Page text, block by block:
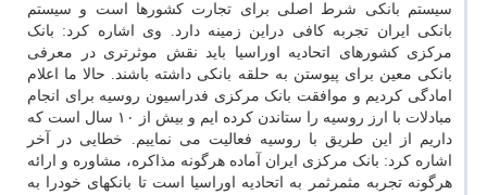
سیستم بانکی شرط اصلی برای تجارت کشورها است و سیستم
بانکی ایران تجربه کافی دراین زمینه دارد. وی اشاره کرد: بانک
مرکزی کشورهای اتحادیه اوراسیا باید نقش موثرتری در معرفی
بانکی معین برای پیوستن به حلقه بانکی داشته باشند. حالا ما اعلام
امادگی کردیم و موافقت بانک مرکزی فدراسیون روسیه برای انجام
مبادلات با ارز روسیه را ستاندن کرده ایم و بیش از ۱۰ سال است که
داریم از این طریق با روسیه فعالیت می نماییم. خطایی در آخر
اشاره کرد: بانک مرکزی ایران آماده هرگونه مذاکره، مشاوره و ارائه
هرگونه تجربه مثمرثمر به اتحادیه اوراسیا است تا بانکهای خودرا به